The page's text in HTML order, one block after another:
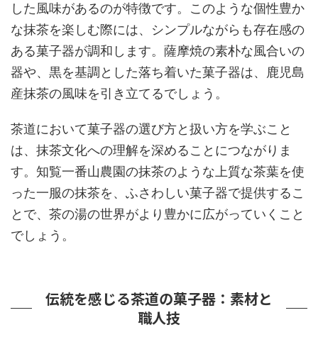
した風味があるのが特徴です。このような個性豊か
な抹茶を楽しむ際には、シンプルながらも存在感の
ある菓子器が調和します。薩摩焼の素朴な風合いの
器や、黒を基調とした落ち着いた菓子器は、鹿児島
産抹茶の風味を引き立てるでしょう。
茶道において菓子器の選び方と扱い方を学ぶこと
は、抹茶文化への理解を深めることにつながりま
す。知覧一番山農園の抹茶のような上質な茶葉を使
った一服の抹茶を、ふさわしい菓子器で提供するこ
とで、茶の湯の世界がより豊かに広がっていくこと
でしょう。
伝統を感じる茶道の菓子器：素材と
職人技